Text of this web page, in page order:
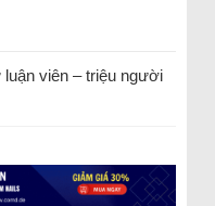
viên – triệu người